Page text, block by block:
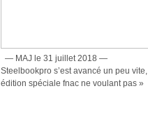
— MAJ le 31 juillet 2018 —
Steelbookpro s’est avancé un peu vite,
édition spéciale fnac ne voulant pas »